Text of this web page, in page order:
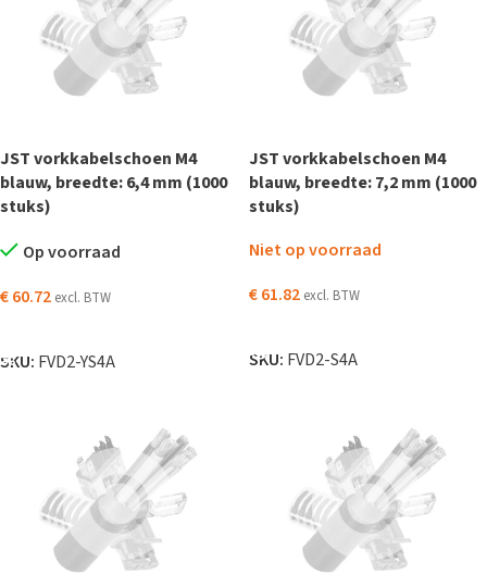
JST vorkkabelschoen M4
blauw, breedte: 6,4 mm (1000
stuks)
Op voorraad
€60.72 excl. BTW
SKU: FVD2-YS4A
JST vorkkabelschoen M4
blauw, breedte: 7,2 mm (1000
stuks)
Niet op voorraad
€61.82 excl. BTW
SKU: FVD2-S4A